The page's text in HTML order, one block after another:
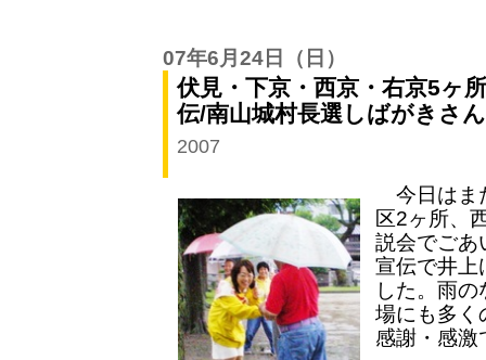
07年6月24日 （日）
伏見・下京・西京・右京5ヶ
伝/南山城村長選しばがきさ
2007
今日はま
区2ヶ所、
説会でごあ
宣伝で井上
した。雨
場にも多く
感謝・感激